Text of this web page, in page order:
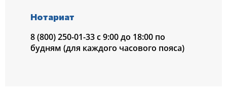
Нотариат
8 (800) 250-01-33 с 9:00 до 18:00 по
будням (для каждого часового пояса)